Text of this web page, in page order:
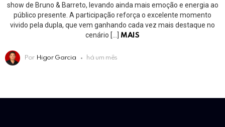
show de Bruno & Barreto, levando ainda mais emoção e energia ao
público presente. A participação reforça o excelente momento
vivido pela dupla, que vem ganhando cada vez mais destaque no
cenário […]
MAIS
Por Higor Garcia há um mês